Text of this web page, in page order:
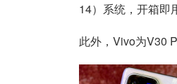
14）系统，开箱即
此外，Vivo为V30